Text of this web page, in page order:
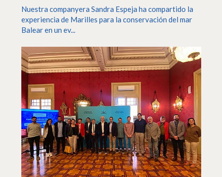
Nuestra companyera Sandra Espeja ha compartido la
experiencia de Marilles para la conservación del mar
Balear en un ev...